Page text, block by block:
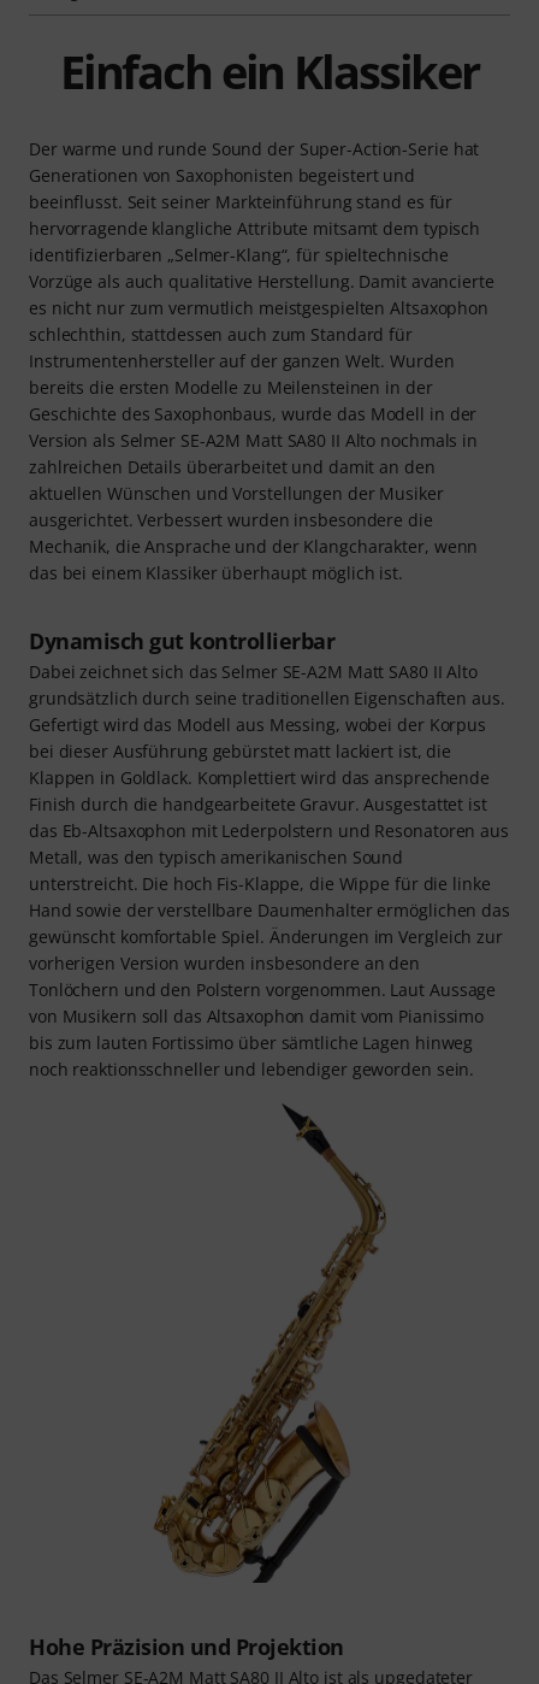
Einfach ein Klassiker
Der warme und runde Sound der Super-Action-Serie hat
Generationen von Saxophonisten begeistert und
beeinflusst. Seit seiner Markteinführung stand es für
hervorragende klangliche Attribute mitsamt dem typisch
identifizierbaren „Selmer-Klang“, für spieltechnische
Vorzüge als auch qualitative Herstellung. Damit avancierte
es nicht nur zum vermutlich meistgespielten Altsaxophon
schlechthin, stattdessen auch zum Standard für
Instrumentenhersteller auf der ganzen Welt. Wurden
bereits die ersten Modelle zu Meilensteinen in der
Geschichte des Saxophonbaus, wurde das Modell in der
Version als Selmer SE-A2M Matt SA80 II Alto nochmals in
zahlreichen Details überarbeitet und damit an den
aktuellen Wünschen und Vorstellungen der Musiker
ausgerichtet. Verbessert wurden insbesondere die
Mechanik, die Ansprache und der Klangcharakter, wenn
das bei einem Klassiker überhaupt möglich ist.
Dynamisch gut kontrollierbar
Dabei zeichnet sich das Selmer SE-A2M Matt SA80 II Alto
grundsätzlich durch seine traditionellen Eigenschaften aus.
Gefertigt wird das Modell aus Messing, wobei der Korpus
bei dieser Ausführung gebürstet matt lackiert ist, die
Klappen in Goldlack. Komplettiert wird das ansprechende
Finish durch die handgearbeitete Gravur. Ausgestattet ist
das Eb-Altsaxophon mit Lederpolstern und Resonatoren aus
Metall, was den typisch amerikanischen Sound
unterstreicht. Die hoch Fis-Klappe, die Wippe für die linke
Hand sowie der verstellbare Daumenhalter ermöglichen das
gewünscht komfortable Spiel. Änderungen im Vergleich zur
vorherigen Version wurden insbesondere an den
Tonlöchern und den Polstern vorgenommen. Laut Aussage
von Musikern soll das Altsaxophon damit vom Pianissimo
bis zum lauten Fortissimo über sämtliche Lagen hinweg
noch reaktionsschneller und lebendiger geworden sein.
Hohe Präzision und Projektion
Das Selmer SE-A2M Matt SA80 II Alto ist als upgedateter